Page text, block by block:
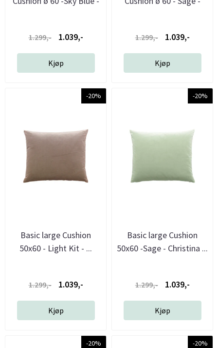
1.299,- 1.039,-
Kjøp
1.299,- 1.039,-
Kjøp
-20%
Basic large Cushion
50x60 - Light Kit - ...
1.299,- 1.039,-
Kjøp
-20%
Basic large Cushion
50x60 -Sage - Christina ...
1.299,- 1.039,-
Kjøp
-20% -20%